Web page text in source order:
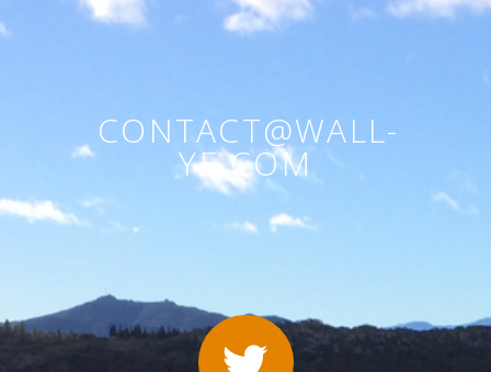
CONTACT@WALL-
YE.COM